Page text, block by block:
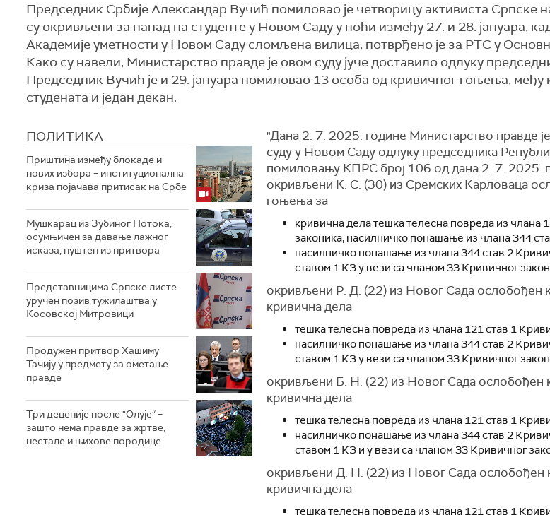
Председник Србије Александар Вучић помиловао је четворицу активиста Српске
су окривљени за напад на студенте у Новом Саду у ноћи између 27. и 28. јануара,
Академије уметности у Новом Саду сломљена вилица, потврђено је за РТС у
Како су навели, Министарство правде је овом суду јуче доставило одлуку
Председник Вучић је и 29. јануара помиловао 13 особа од кривичног гоњења, међу
студената и један декан.
ПОЛИТИКА
Приштина између блокаде и
нових избора – институционална
криза појачава притисак на Србе
Мушкарац из Зубиног Потока,
осумњичен за давање лажног
исказа, пуштен из притвора
Представницима Српске листе
уручен позив тужилаштва у
Косовској Митровици
Продужен притвор Хашиму
Тачију у предмету за ометање
правде
Три деценије после "Олује“ –
зашто нема правде за жртве,
нестале и њихове породице
"Дана 2. 7. 2025. године Министарство правде
суду у Новом Саду одлуку председника
помиловању КПРС број 106 од дана 2. 7. 2025.
окривљени К. С. (30) из Сремских Карловаца
гоњења за
кривична дела тешка телесна повреда из члана
законика, насилничко понашање из члана 344
насилничко понашање из члана 344 став 2
ставом 1 КЗ у вези са чланом 33 Кривичног
окривљени Р. Д. (22) из Новог Сада ослобођен
кривична дела
тешка телесна повреда из члана 121 став 1
насилничко понашање из члана 344 став 2
ставом 1 КЗ у вези са чланом 33 Кривичног
окривљени Б. Н. (22) из Новог Сада ослобођен
кривична дела
тешка телесна повреда из члана 121 став 1
насилничко понашање из члана 344 став 2
ставом 1 КЗ и у вези са чланом 33 Кривичног
окривљени Д. Н. (22) из Новог Сада ослобођен
кривична дела
тешка телесна повреда из члана 121 став 1